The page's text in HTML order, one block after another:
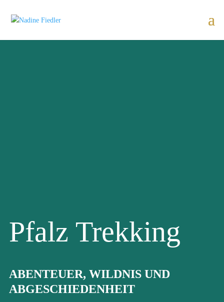
Pfalz Trekking
ABENTEUER, WILDNIS UND
ABGESCHIEDENHEIT